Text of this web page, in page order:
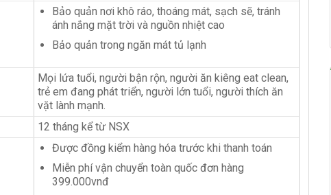
Bảo quản nơi khô ráo, thoáng mát, sạch sẽ, tránh
ánh nắng mặt trời và nguồn nhiệt cao
Bảo quản trong ngăn mát tủ lạnh
Mọi lứa tuổi, người bận rộn, người ăn kiêng eat clean,
trẻ em đang phát triển, người lớn tuổi, người thích ăn
vặt lành mạnh.
12 tháng kể từ NSX
Được đồng kiểm hàng hóa trước khi thanh toán
Miễn phí vận chuyển toàn quốc đơn hàng
399.000vnđ